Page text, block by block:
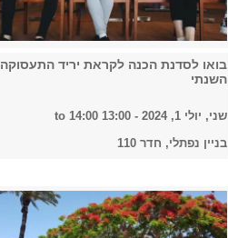
בואו לסדנת הכנה לקראת יריד התעסוקה
השנתי
שני, יולי 1, 2024 - 13:00
to
14:00
בניין נפתלי, חדר 110